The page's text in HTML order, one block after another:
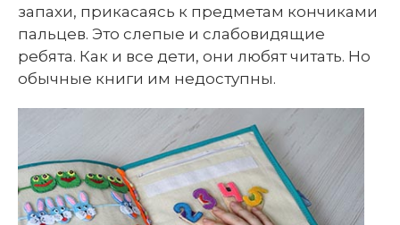
запахи, прикасаясь к предметам кончиками
пальцев. Это слепые и слабовидящие
ребята. Как и все дети, они любят читать. Но
обычные книги им недоступны.